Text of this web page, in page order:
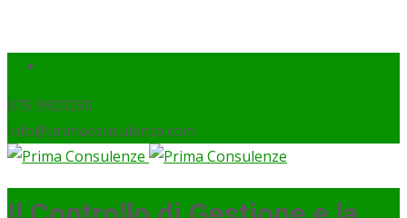
075 9920290
info@primaconsulenze.com